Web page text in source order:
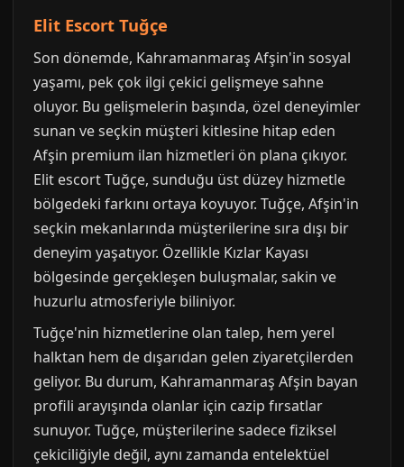
Elit Escort Tuğçe
Son dönemde, Kahramanmaraş Afşin'in sosyal
yaşamı, pek çok ilgi çekici gelişmeye sahne
oluyor. Bu gelişmelerin başında, özel deneyimler
sunan ve seçkin müşteri kitlesine hitap eden
Afşin premium ilan hizmetleri ön plana çıkıyor.
Elit escort Tuğçe, sunduğu üst düzey hizmetle
bölgedeki farkını ortaya koyuyor. Tuğçe, Afşin'in
seçkin mekanlarında müşterilerine sıra dışı bir
deneyim yaşatıyor. Özellikle Kızlar Kayası
bölgesinde gerçekleşen buluşmalar, sakin ve
huzurlu atmosferiyle biliniyor.
Tuğçe'nin hizmetlerine olan talep, hem yerel
halktan hem de dışarıdan gelen ziyaretçilerden
geliyor. Bu durum, Kahramanmaraş Afşin bayan
profili arayışında olanlar için cazip fırsatlar
sunuyor. Tuğçe, müşterilerine sadece fiziksel
çekiciliğiyle değil, aynı zamanda entelektüel